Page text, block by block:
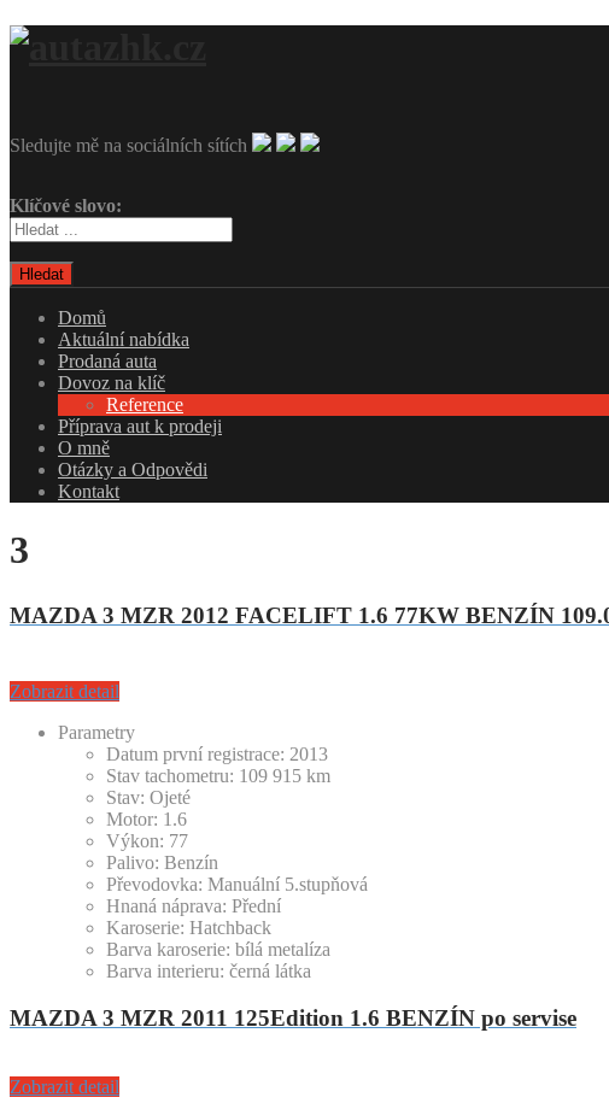
Sledujte mě na sociálních sítích
Klíčové slovo:
Hledat
Domů
Aktuální nabídka
Prodaná auta
Dovoz na klíč
Reference
Příprava aut k prodeji
O mně
Otázky a Odpovědi
Kontakt
3
MAZDA 3 MZR 2012 FACELIFT 1.6 77KW BENZÍN
Zobrazit detail
Parametry
Datum první registrace: 2013
Stav tachometru: 109 915 km
Stav: Ojeté
Motor: 1.6
Výkon: 77
Palivo: Benzín
Převodovka: Manuální 5.stupňová
Hnaná náprava: Přední
Karoserie: Hatchback
Barva karoserie: bílá metalíza
Barva interieru: černá látka
MAZDA 3 MZR 2011 125Edition 1.6 BENZÍN po servise
Zobrazit detail